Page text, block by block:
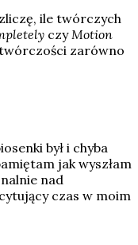
ile twórczych
czyMotion
twórczości zarówno
był i chyba
jak wyszłam
nad
czas w moim